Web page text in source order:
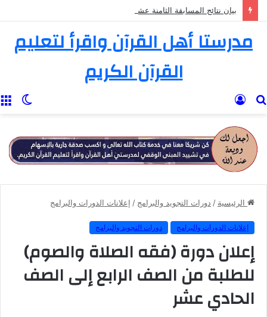
بيان نتائج المسابقة الثامنة عشرة في تفسير القرآن الكريم
مدرستا أهل القرآن واقرأ لتعليم
القرآن الكريم
بحث
الرئيسية / دورات التجويد والبرامج / إعلانات الدورات والبرامج
إعلانات الدورات والبرامج دورات التجويد والبرامج
إعلان دورة (فقه الصلاة والصوم)
للطلبة من الصف الرابع إلى الصف
الحادي عشر